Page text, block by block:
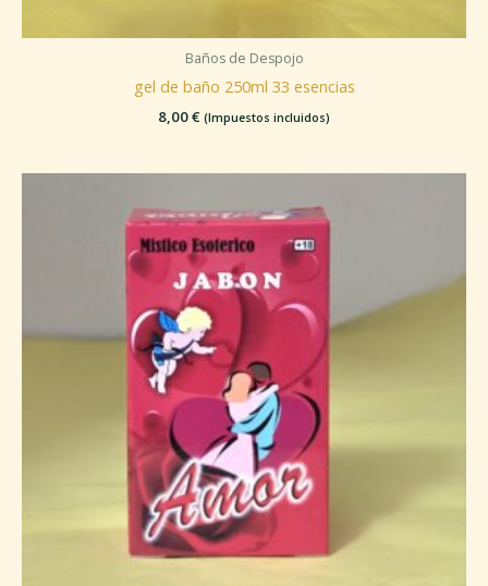
Baños de Despojo
gel de baño 250ml 33 esencias
8,00€ (Impuestos incluidos)